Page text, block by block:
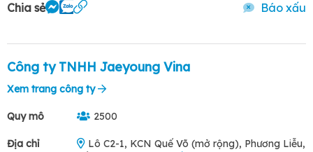
Chia sẻ Báo xấu
Công ty TNHH Jaeyoung Vina
Xem trang công ty
Quy mô 2500
Địa chỉ
Lô C2-1, KCN Quế Võ (mở rộng), Phương Liễu,